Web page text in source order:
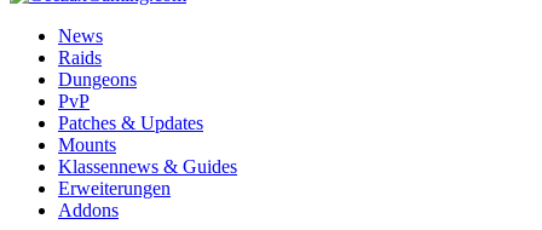
News
Raids
Dungeons
PvP
Patches & Updates
Mounts
Klassennews & Guides
Erweiterungen
Addons